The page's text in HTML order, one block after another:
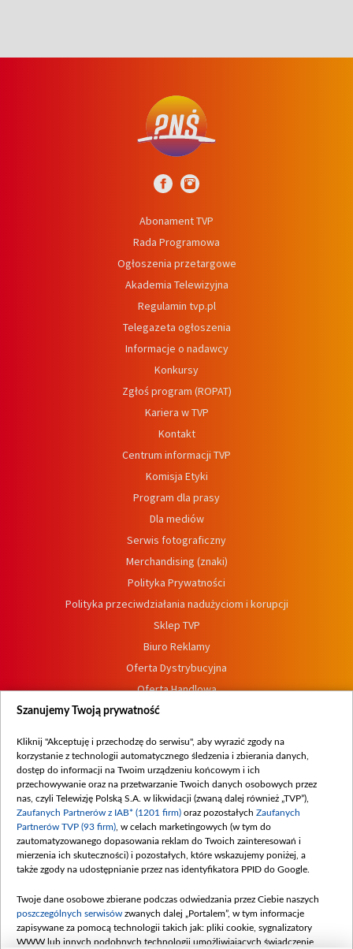
Abonament TVP
Rada Programowa
Ogłoszenia przetargowe
Akademia Telewizyjna
Regulamin tvp.pl
Telegazeta ogłoszenia
Informacje o nadawcy
Konkursy
Zgłoś program (ROPAT)
Kariera w TVP
Kontakt
Centrum informacji TVP
Komisja Etyki
Program dla prasy
Dla mediów
Serwis fotograficzny
Merchandising (znaki)
Polityka Prywatności
Polityka przeciwdziałania nadużyciom i korupcji
Sklep TVP
Biuro Reklamy
Oferta Dystrybucyjna
Oferta Handlowa
Dostępność
Procedura zgłoszeń wewnętrznych
Szanujemy Twoją prywatność
Kliknij "Akceptuję i przechodzę do serwisu", aby wyrazić zgody na
korzystanie z technologii automatycznego śledzenia i zbierania danych,
dostęp do informacji na Twoim urządzeniu końcowym i ich
przechowywanie oraz na przetwarzanie Twoich danych osobowych przez
nas, czyli Telewizję Polską S.A. w likwidacji (zwaną dalej również „TVP”),
Zaufanych Partnerów z IAB* (1201 firm) oraz pozostałych Zaufanych
Partnerów TVP (93 firm) , w celach marketingowych (w tym do
zautomatyzowanego dopasowania reklam do Twoich zainteresowań i
mierzenia ich skuteczności) i pozostałych, które wskazujemy poniżej, a
także zgody na udostępnianie przez nas identyfikatora PPID do Google.
Twoje dane osobowe zbierane podczas odwiedzania przez Ciebie naszych
poszczególnych serwisów zwanych dalej „Portalem”, w tym informacje
zapisywane za pomocą technologii takich jak: pliki cookie, sygnalizatory
WWW lub innych podobnych technologii umożliwiających świadczenie